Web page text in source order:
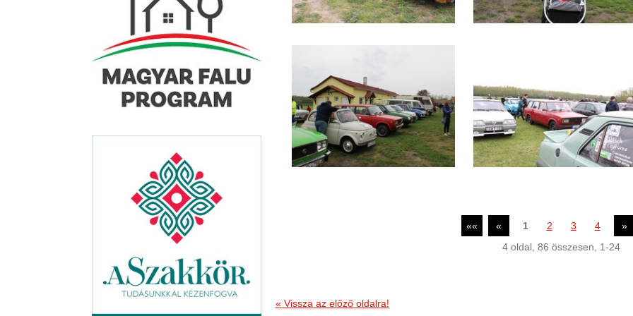
«« « 1 2 3 4
»
4 oldal, 86 összesen, 1-24
« Vissza az előző oldalra!